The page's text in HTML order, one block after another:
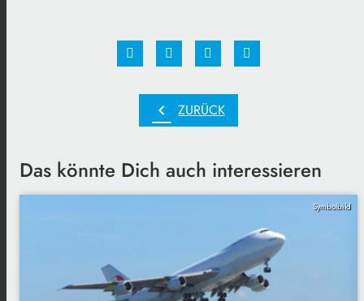
chevron_left ZURÜCK
Das könnte Dich auch interessieren
Symbolbild